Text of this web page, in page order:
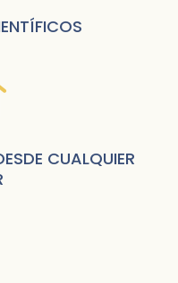
CUALQUIER